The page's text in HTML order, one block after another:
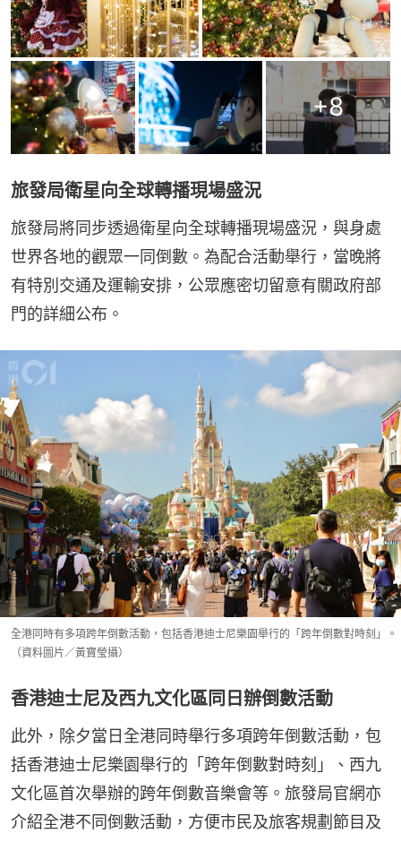
+8
旅發局衛星向全球轉播現場盛況
旅發局將同步透過衛星向全球轉播現場盛況，與身處
世界各地的觀眾一同倒數。為配合活動舉行，當晚將
有特別交通及運輸安排，公眾應密切留意有關政府部
門的詳細公布。
全港同時有多項跨年倒數活動，包括香港迪士尼樂園舉行的「跨年倒數對時刻」。
（資料圖片／黃寶瑩攝）
香港迪士尼及西九文化區同日辦倒數活動
此外，除夕當日全港同時舉行多項跨年倒數活動，包
括香港迪士尼樂園舉行的「跨年倒數對時刻」、西九
文化區首次舉辦的跨年倒數音樂會等。旅發局官網亦
介紹全港不同倒數活動，方便市民及旅客規劃節目及